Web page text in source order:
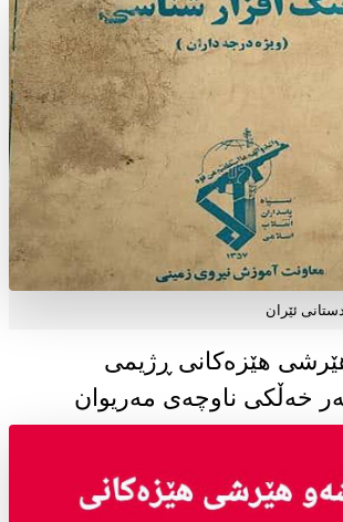
ئێران
هێزەکانی ڕژیمی
خەڵکی ناوچەی مەریوان